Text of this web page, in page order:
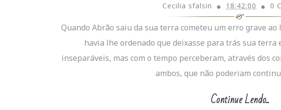
Cecilia sfalsin 18:42:00 0
Quando Abrão saiu da sua terra cometeu um erro grave ao
havia lhe ordenado que deixasse para trás sua terra
inseparáveis, mas com o tempo perceberam, através dos
ambos, que não poderiam
Continue Lendo...